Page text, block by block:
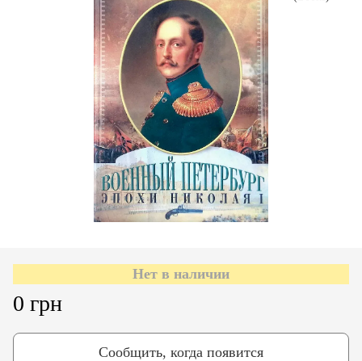
Нет в наличии
0 грн
Сообщить, когда появится